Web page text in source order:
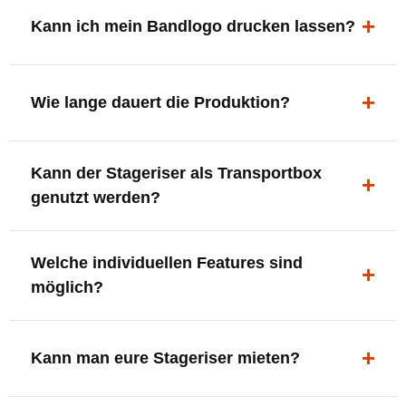
ergonomisch, sicher und gut sichtbar.
Kann ich mein Bandlogo drucken lassen?
deine Bühne, deine Marke.
Wie lange dauert die Produktion?
innerhalb Deutschlands kostenfrei.
Kann der Stageriser als Transportbox
genutzt werden?
oder Zubehör nutzen.
Welche individuellen Features sind
möglich?
XLR-Brücke / Schnittstelle
Setlist-Clip
Kann man eure Stageriser mieten?